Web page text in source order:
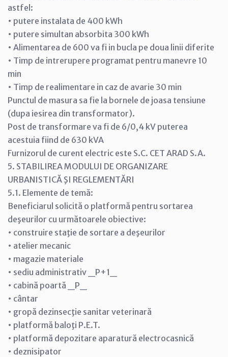
astfel:
• putere instalata de 400 kWh
• putere simultan absorbita 300 kWh
• Alimentarea de 600 va fi in bucla pe doua linii diferite
• Timp de intrerupere programat pentru manevre 10
min
• Timp de realimentare in caz de avarie 30 min
Punctul de masura sa fie la bornele de joasa tensiune
(dupa iesirea din transformator).
Post de transformare va fi de 6/0,4 kV puterea
acestuia fiind de 630 kVA
Furnizorul de curent electric este S.C. CET ARAD S.A.
5. STABILIREA MODULUI DE ORGANIZARE
URBANISTICĂ ŞI REGLEMENTĂRI
5.1. Elemente de temă:
Beneficiarul solicită o platformă pentru sortarea
deşeurilor cu următoarele obiective:
• construire staţie de sortare a deşeurilor
• atelier mecanic
• magazie materiale
• sediu administrativ _P+1_
• cabină poartă _P_
• cântar
• gropă dezinsecţie sanitar veterinară
• platformă baloţi P.E.T.
• platformă depozitare aparatură electrocasnică
• deznisipator